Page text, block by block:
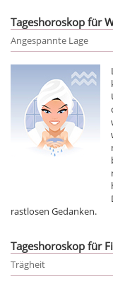
Tageshoroskop für
Angespannte Lage
rastlosen Gedanken.
Tageshoroskop für
Trägheit